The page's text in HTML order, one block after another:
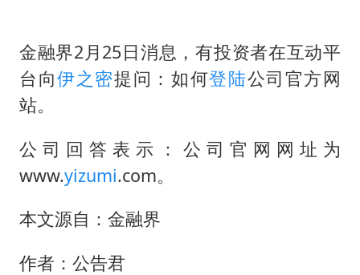
泰高官回应中国人在泰遭歧视：全面调查
火把节震撼瞬间
男子杀人后逃进深山21年活得像野人
勒沃库森U17主帅盛赞赵松源
金融界2月25日消息，有投资者在互动平
台向伊之密提问：如何登陆公司官方网
站。
公司回答表示：公司官网网址为
www.yizumi.com。
本文源自：金融界
作者：公告君